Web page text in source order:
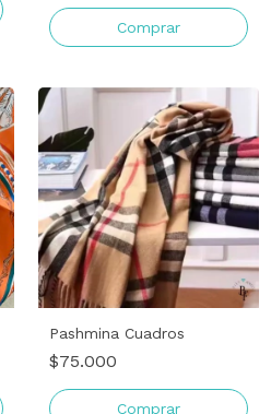
Comprar
Pashmina Cuadros
$75.000
Comprar